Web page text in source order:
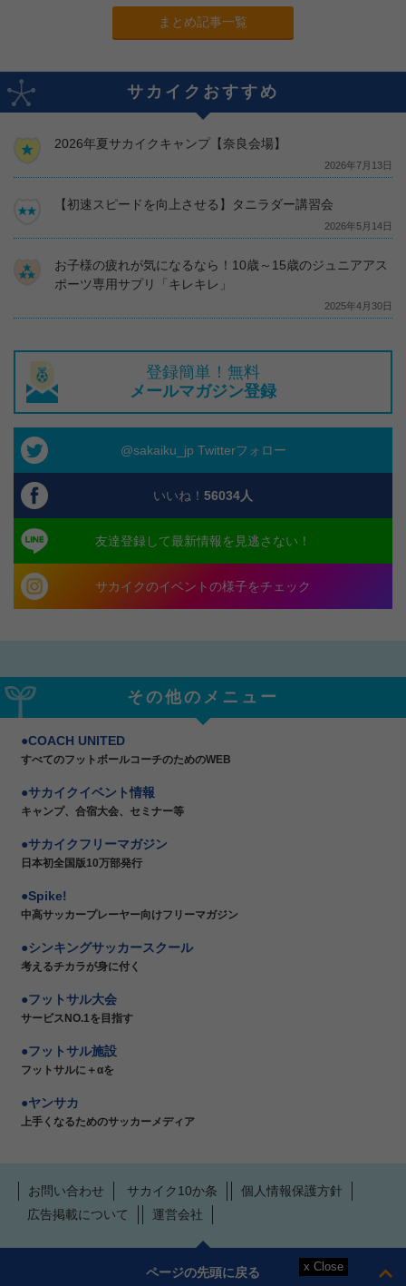
まとめ記事一覧
サカイクおすすめ
2026年夏サカイクキャンプ【奈良会場】
2026年7月13日
【初速スピードを向上させる】タニラダー講習会
2026年5月14日
お子様の疲れが気になるなら！10歳～15歳のジュニアアス
ポーツ専用サプリ「キレキレ」
2025年4月30日
登録簡単！無料
メールマガジン登録
@sakaiku_jp Twitterフォロー
いいね！ 56034人
友達登録して最新情報を見逃さない！
サカイクのイベントの様子をチェック
その他のメニュー
COACH UNITED
すべてのフットボールコーチのためのWEB
サカイクイベント情報
キャンプ、合宿大会、セミナー等
サカイクフリーマガジン
日本初全国版10万部発行
Spike!
中高サッカープレーヤー向けフリーマガジン
シンキングサッカースクール
考えるチカラが身に付く
フットサル大会
サービスNO.1を目指す
フットサル施設
フットサルに＋αを
ヤンサカ
上手くなるためのサッカーメディア
お問い合わせ サカイク10か条
個人情報保護方針
広告掲載について
運営会社
ページの先頭に戻る